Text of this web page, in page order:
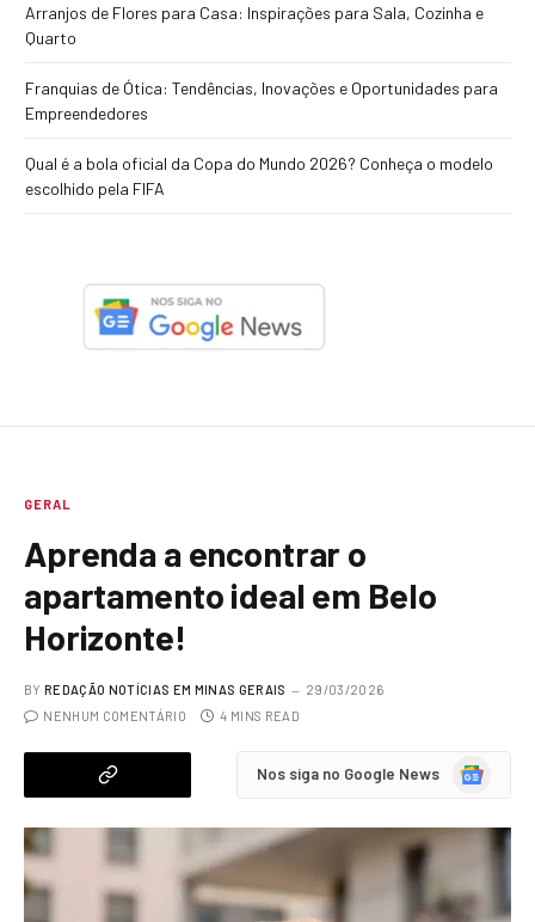
Arranjos de Flores para Casa: Inspirações para Sala, Cozinha e
Quarto
Franquias de Ótica: Tendências, Inovações e Oportunidades para
Empreendedores
Qual é a bola oficial da Copa do Mundo 2026? Conheça o modelo
escolhido pela FIFA
GERAL
Aprenda a encontrar o
apartamento ideal em Belo
Horizonte!
BY REDAÇÃO NOTÍCIAS EM MINAS GERAIS
29/03/2026
NENHUM COMENTÁRIO
4 MINS READ
Nos siga no Google News
Google